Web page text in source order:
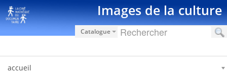
Saut au contenu Images de la culture
Catalogue
accueil